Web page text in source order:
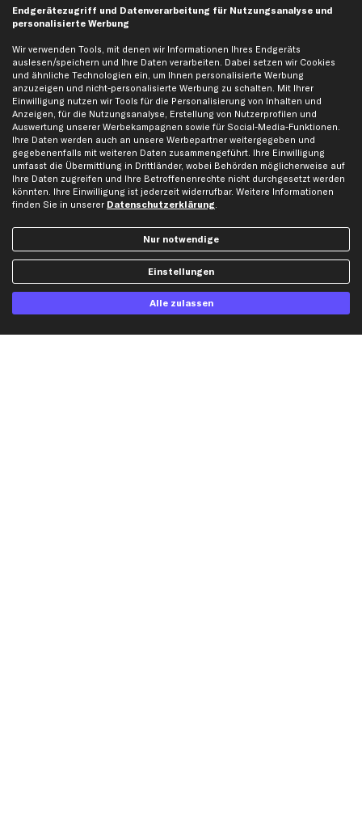
Peugeot Ersatzteile
Renault Ersatzteile
Seat Ersatzteile
Skoda Ersatzteile
VW Ersatzteile
Social Media
Jetzt APP Downloaden
kfzteile24 Newsletter
Alle Angebote, Rabatte & Specials.
Endgerätezugriff und Datenverarbeitung für Nutzungsanalyse und
personalisierte Werbung
Wir verwenden Tools, mit denen wir Informationen Ihres Endgeräts
auslesen/speichern und Ihre Daten verarbeiten. Dabei setzen wir Cookies
und ähnliche Technologien ein, um Ihnen personalisierte Werbung
anzuzeigen und nicht-personalisierte Werbung zu schalten. Mit Ihrer
Einwilligung nutzen wir Tools für die Personalisierung von Inhalten und
Anzeigen, für die Nutzungsanalyse, Erstellung von Nutzerprofilen und
Auswertung unserer Werbekampagnen sowie für Social-Media-Funktionen.
Ihre Daten werden auch an unsere Werbepartner weitergegeben und
gegebenenfalls mit weiteren Daten zusammengeführt. Ihre Einwilligung
umfasst die Übermittlung in Drittländer, wobei Behörden möglicherweise auf
Ihre Daten zugreifen und Ihre Betroffenenrechte nicht durchgesetzt werden
könnten. Ihre Einwilligung ist jederzeit widerrufbar. Weitere Informationen
finden Sie in unserer Datenschutzerklärung.
Nur notwendige
Einstellungen
Alle zulassen